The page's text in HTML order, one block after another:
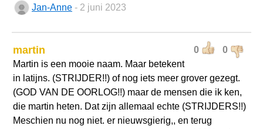
Jan-Anne - 2 juni 2023
0 0
martin
Martin is een mooie naam. Maar betekent
in latijns. (STRIJDER!!) of nog iets meer grover gezegt.
(GOD VAN DE OORLOG!!) maar de mensen die ik ken,
die martin heten. Dat zijn allemaal echte (STRIJDERS!!)
Meschien nu nog niet. er nieuwsgierig,, en terug